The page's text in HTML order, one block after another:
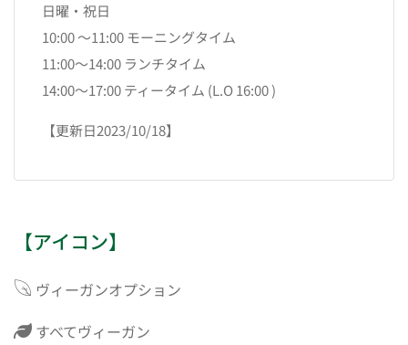
日曜・祝日
10:00 〜11:00 モーニングタイム
11:00〜14:00 ランチタイム
14:00〜17:00 ティータイム (​L.O 16:00 )
【更新日2023/10/18】
【アイコン】
ヴィーガンオプション
すべてヴィーガン